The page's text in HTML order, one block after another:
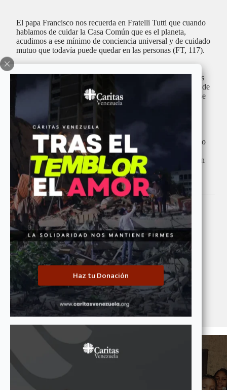
Haz tu Donación
El papa Francisco nos recuerda en Fratelli Tutti que cuando
hablamos de cuidar la Casa Común que es el planeta,
acudimos a ese mínimo de conciencia universal y de cuidado
mutuo que todavía puede quedar en las personas (FT, 117).
La campaña “Juntos” invita a las organizaciones de Caritas
de todo el mundo a fomentar la creación de Comunidades de
Cuidado, es decir, grupos y redes de personas desde la base
que crearán más y nuevas medidas concretas para cuidar a
los pobres y la vida en nuestra Casa Común.
De esta manera contribuiremos a implementar el Magisterio
del Papa Francisco con la Alegría del Evangelio y el
horizonte de la hermandad y amistad social en armonía con
todo lo creado.
Descarga archivo asociado.
Campaña Ecológica
Presentaciones